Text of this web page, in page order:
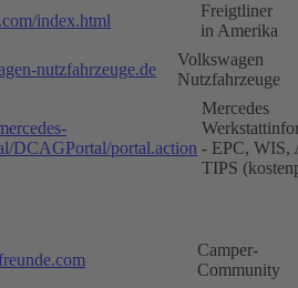
index.html
Freigtliner
in Amerika
nutzfahrzeuge.de
Volkswagen
Nutzfahrzeuge
DCAGPortal/portal.action
Mercedes
- EPC, WIS,
TIPS
Camper-
Community